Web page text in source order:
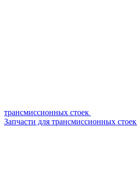
трансмиссионных стоек
Запчасти для трансмиссионных стоек